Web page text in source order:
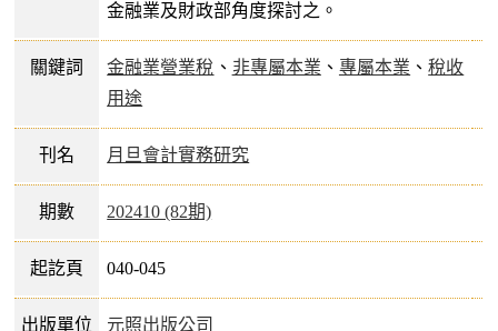
金融業及財政部角度探討之。
關鍵詞 金融業營業稅 、 非專屬本業 、 專屬本業 、稅收
用途
刊名 月旦會計實務研究
期數 202410 (82期)
起訖頁 040-045
出版單位 元照出版公司